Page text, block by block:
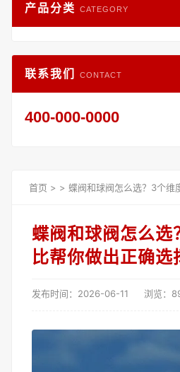
产品分类 CATEGORY
联系我们 CONTACT
400-000-0000
首页 > > 蝶阀和球阀怎么选？3个维
蝶阀和球阀怎么选
比帮你做出正确选
发布时间：2026-06-11 浏览：